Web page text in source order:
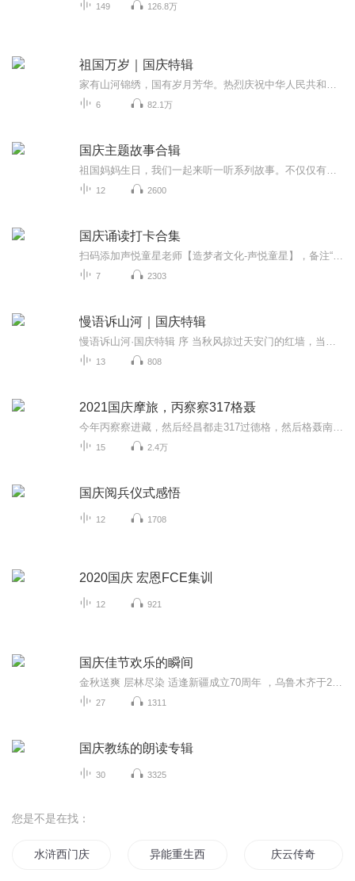
149 126.8万
祖国万岁｜国庆特辑
6 82.1万
国庆主题故事合辑
12 2600
国庆诵读打卡合集
7 2303
慢语诉山河｜国庆特辑
13 808
2021国庆摩旅，丙察察317格聂
15 2.4万
国庆阅兵仪式感悟
12 1708
2020国庆 宏恩FCE集训
12 921
国庆佳节欢乐的瞬间
27 1311
国庆教练的朗读专辑
30 3325
您是不是在找：
水浒西门庆 异能重生西门庆 庆云传奇